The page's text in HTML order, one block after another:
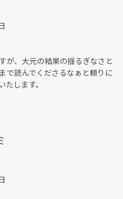
が、大元の結果の揺るぎなさと
で読んでくださるなぁと頼りに
します。